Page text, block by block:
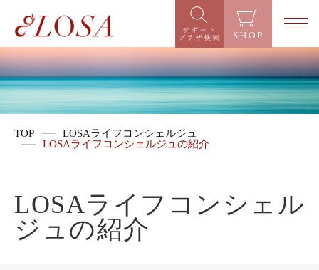
TOP
LOSAライフコンシェルジュ
LOSAライフコンシェルジュの紹介
LOSAライフコンシェル
ジュの紹介